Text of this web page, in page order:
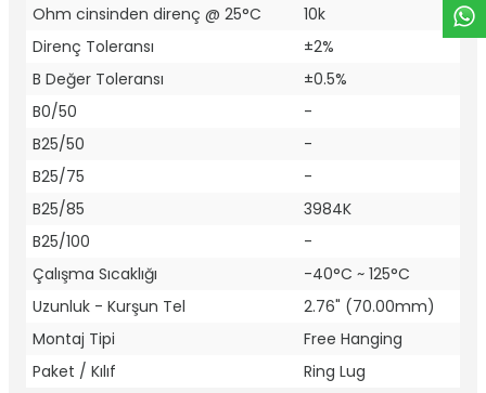
Ohm cinsinden direnç @ 25°C
10k
Direnç Toleransı
±2%
B Değer Toleransı
±0.5%
B0/50
-
B25/50
-
B25/75
-
B25/85
3984K
B25/100
-
Çalışma Sıcaklığı
-40°C ~ 125°C
Uzunluk - Kurşun Tel
2.76" (70.00mm)
Montaj Tipi
Free Hanging
Paket / Kılıf
Ring Lug